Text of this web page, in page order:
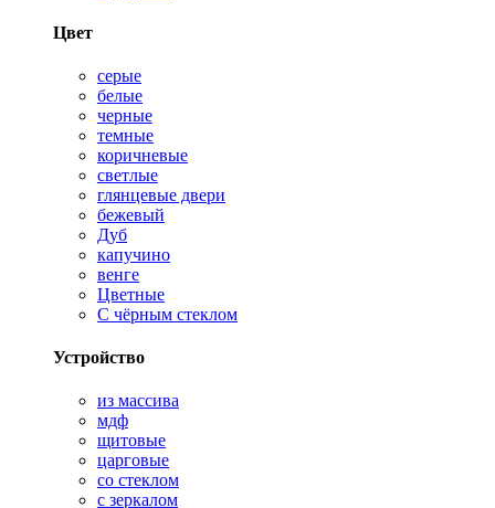
Цвет
серые
белые
черные
темные
коричневые
светлые
глянцевые двери
бежевый
Дуб
капучино
венге
Цветные
С чёрным стеклом
Устройство
из массива
мдф
щитовые
царговые
со стеклом
с зеркалом